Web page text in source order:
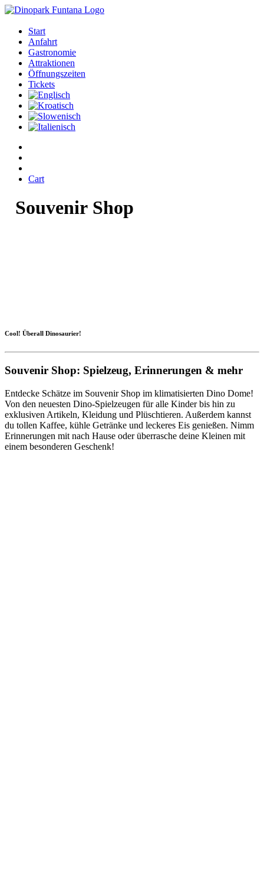
Start
Anfahrt
Gastronomie
Attraktionen
Öffnungszeiten
Tickets
Cart
Souvenir Shop
Cool! Überall Dinosaurier!
Souvenir Shop: Spielzeug, Erinnerungen & mehr
Entdecke Schätze im Souvenir Shop im klimatisierten Dino Dome!
Von den neuesten Dino-Spielzeugen für alle Kinder bis hin zu
exklusiven Artikeln, Kleidung und Plüschtieren. Außerdem kannst
du tollen Kaffee, kühle Getränke und leckeres Eis genießen. Nimm
Erinnerungen mit nach Hause oder überrasche deine Kleinen mit
einem besonderen Geschenk!